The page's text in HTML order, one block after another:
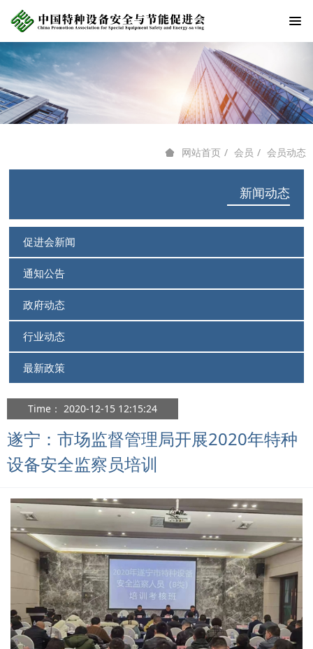
新闻动态
促进会新闻
通知公告
政府动态
行业动态
最新政策
网站首页 会员 会员动态
Time： 2020-12-15 12:15:24
遂宁：市场监督管理局开展2020年特种
设备安全监察员培训